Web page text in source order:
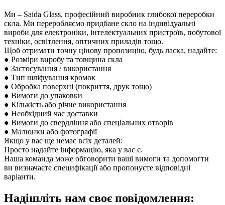
Ми – Saida Glass, професійний виробник глибокої переробки
скла. Ми переробляємо придбане скло на індивідуальні
вироби для електроніки, інтелектуальних пристроїв, побутової
техніки, освітлення, оптичних приладів тощо.
Щоб отримати точну цінову пропозицію, будь ласка, надайте:
● Розміри виробу та товщина скла
● Застосування / використання
● Тип шліфування кромок
● Обробка поверхні (покриття, друк тощо)
● Вимоги до упаковки
● Кількість або річне використання
● Необхідний час доставки
● Вимоги до свердління або спеціальних отворів
● Малюнки або фотографії
Якщо у вас ще немає всіх деталей:
Просто надайте інформацію, яка у вас є.
Наша команда може обговорити ваші вимоги та допомогти
ви визначаєте специфікації або пропонуєте відповідні
варіанти.
Надішліть нам своє повідомлення: